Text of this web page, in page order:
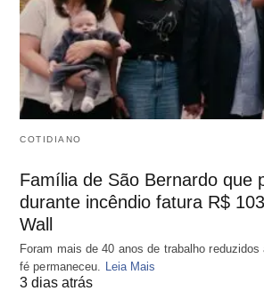
COTIDIANO
Família de São Bernardo que
durante incêndio fatura R$
Wall
Foram mais de 40 anos de trabalho
fé permaneceu. Leia Mais
3 dias atrás